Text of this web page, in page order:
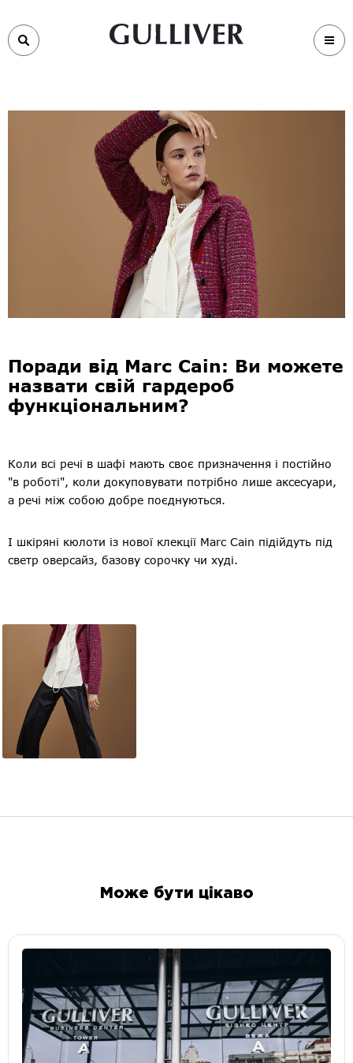
Поради від Marc Cain: Ви можете
назвати свій гардероб
функціональним?
Коли всі речі в шафі мають своє призначення і постійно
"в роботі", коли докуповувати потрібно лише аксесуари,
а речі між собою добре поєднуються.
І шкіряні кюлоти із нової клекції Marc Cain підійдуть під
светр оверсайз, базову сорочку чи худі.
Може бути цікаво